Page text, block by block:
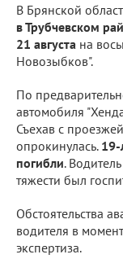
В Брянской
в Трубчевском
21 августа на
Новозыбков".
По
автомобиля
Съехав с
опрокинулась. 19-
погибли.
тяжести был
Обстоятельства
водителя в
экспертиза.